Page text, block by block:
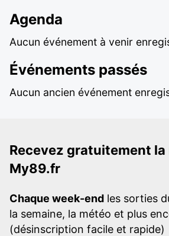
Agenda
Aucun événement à venir
Événements passés
Aucun ancien événement
Recevez gratuitement la
My89.fr
Chaque week-end les sorties
la semaine, la météo et plus
(désinscription facile et rapide)